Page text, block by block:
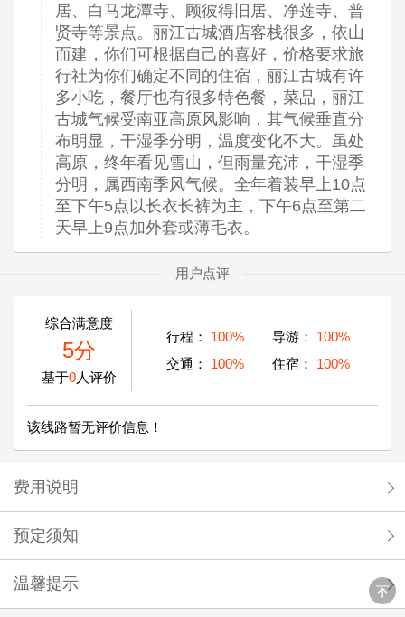
居、白马龙潭寺、顾彼得旧居、净莲寺、普
贤寺等景点。丽江古城酒店客栈很多，依山
而建，你们可根据自己的喜好，价格要求旅
行社为你们确定不同的住宿，丽江古城有许
多小吃，餐厅也有很多特色餐，菜品，丽江
古城气候受南亚高原风影响，其气候垂直分
布明显，干湿季分明，温度变化不大。虽处
高原，终年看见雪山，但雨量充沛，干湿季
分明，属西南季风气候。全年着装早上10点
至下午5点以长衣长裤为主，下午6点至第二
天早上9点加外套或薄毛衣。
用户点评
综合满意度
5分
基于0人评价
行程： 100% 导游：
100%
交通：
100% 住宿： 100%
该线路暂无评价信息！
费用说明
预定须知
温馨提示